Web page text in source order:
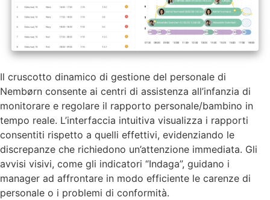
Il cruscotto dinamico di gestione del personale di
Nembørn consente ai centri di assistenza all’infanzia di
monitorare e regolare il rapporto personale/bambino in
tempo reale. L’interfaccia intuitiva visualizza i rapporti
consentiti rispetto a quelli effettivi, evidenziando le
discrepanze che richiedono un’attenzione immediata. Gli
avvisi visivi, come gli indicatori “Indaga”, guidano i
manager ad affrontare in modo efficiente le carenze di
personale o i problemi di conformità.